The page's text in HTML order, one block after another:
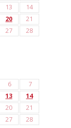
13
14
20
21
27
28
6
7
13
14
20
21
27
28